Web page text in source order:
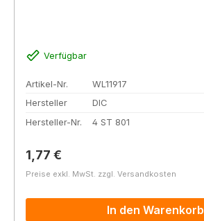
Verfügbar
Artikel-Nr.
WL11917
Hersteller
DIC
Hersteller-Nr.
4 ST 801
Regulärer Preis:
1,77 €
Preise exkl. MwSt. zzgl. Versandkosten
In den Warenkorb